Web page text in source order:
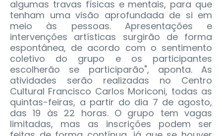
algumas travas físicas e mentais, para que
tenham uma visão aprofundada de si em
meio às pessoas. Apresentações e
intervenções artísticas surgirão de forma
espontânea, de acordo com o sentimento
coletivo do grupo e os participantes
escolherão se participarão", aponta. As
atividades serão realizadas no Centro
Cultural Francisco Carlos Moriconi, todas as
quintas-feiras, a partir do dia 7 de agosto,
das 19 às 22 horas. O grupo tem vagas
limitadas, mas as inscrições podem ser